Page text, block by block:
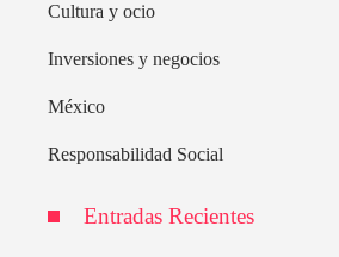
Cultura y ocio
Inversiones y negocios
México
Responsabilidad Social
Entradas Recientes